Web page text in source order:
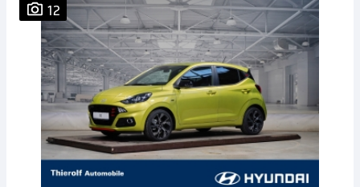
12